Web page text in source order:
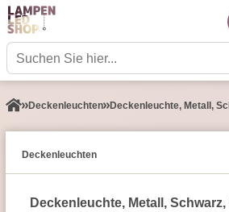
Decken­leuchten Deckenleuchte, Metall,
Decken­leuchten
Deckenleuchte, Metall, Schwarz,